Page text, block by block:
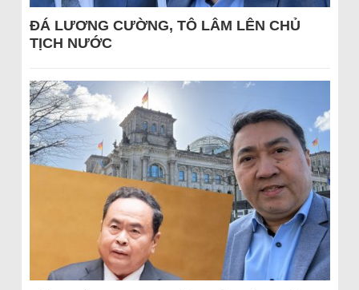
ĐÁ LƯƠNG CƯỜNG, TÔ LÂM LÊN CHỦ
TỊCH NƯỚC